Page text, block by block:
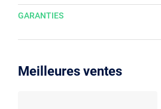
GARANTIES
Meilleures ventes